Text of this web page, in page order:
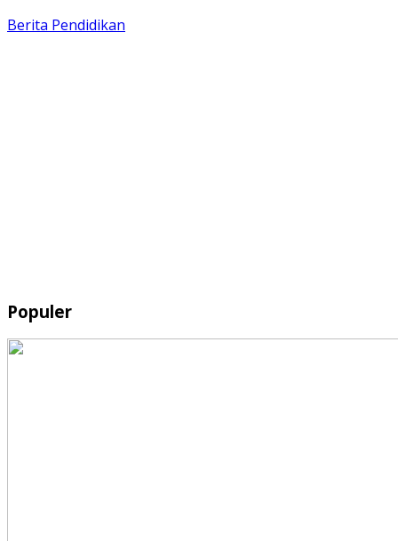
Berita Pendidikan
Populer